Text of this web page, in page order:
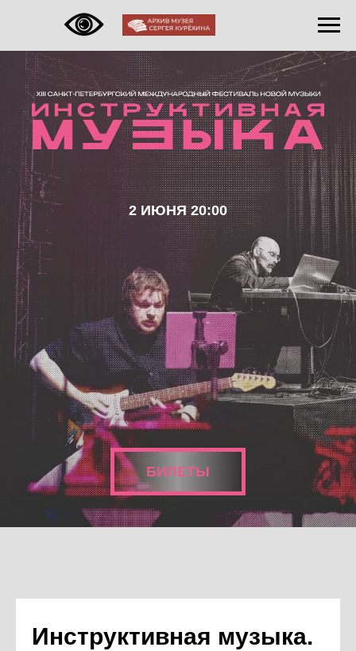
2 ИЮНЯ 20:00
БИЛЕТЫ
Инструктивная музыка.